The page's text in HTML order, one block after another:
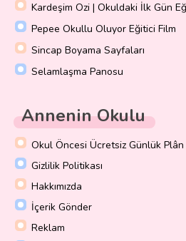
Kardeşim Ozi | Okuldaki İlk Gün
Pepee Okullu Oluyor Eğitici Film
Sincap Boyama Sayfaları
Selamlaşma Panosu
Annenin Okulu
Okul Öncesi Ücretsiz Günlük
Gizlilik Politikası
Hakkımızda
İçerik Gönder
Reklam